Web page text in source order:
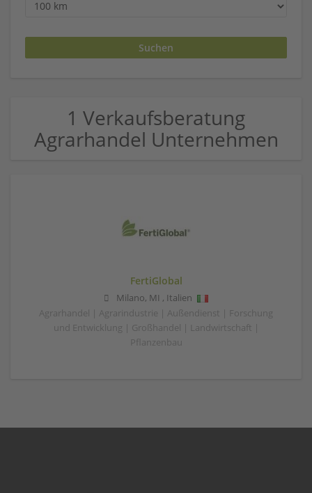
1 Verkaufsberatung
Agrarhandel Unternehmen
FertiGlobal
Milano, MI , Italien
Agrarhandel | Agrarindustrie | Außendienst | Forschung
und Entwicklung | Großhandel | Landwirtschaft |
Pflanzenbau